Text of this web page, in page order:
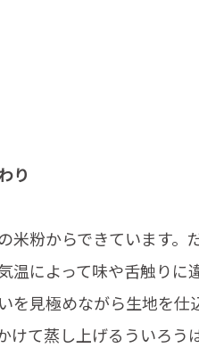
り
米粉からできています。
温によって味や舌触りに
を見極めながら生地を仕
けて蒸し上げるういろう